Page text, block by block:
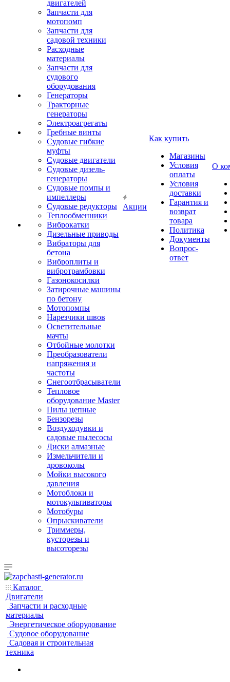
двигателей
Запчасти для
мотопомп
Запчасти для
садовой техники
Расходные
материалы
Запчасти для
судового
оборудования
Генераторы
Тракторные
генераторы
Электроагрегаты
Гребные винты
Судовые гибкие
муфты
Судовые двигатели
Судовые дизель-
генераторы
Судовые помпы и
импеллеры
Судовые редукторы
Теплообменники
Виброкатки
Дизельные приводы
Вибраторы для
бетона
Виброплиты и
вибротрамбовки
Газонокосилки
Затирочные машины
по бетону
Мотопомпы
Нарезчики швов
Осветительные
мачты
Отбойные молотки
Преобразователи
напряжения и
частоты
Снегоотбрасыватели
Тепловое
оборудование Master
Пилы цепные
Бензорезы
Воздуходувки и
садовые пылесосы
Диски алмазные
Измельчители и
дровоколы
Мойки высокого
давления
Мотоблоки и
мотокультиваторы
Мотобуры
Опрыскиватели
Триммеры,
кусторезы и
высоторезы
Акции
Как купить
Магазины
Условия
оплаты
Условия
доставки
Гарантия и
возврат
товара
Политика
Документы
Вопрос-
ответ
О
Каталог
Двигатели
Запчасти и расходные
материалы
Энергетическое оборудование
Судовое оборудование
Садовая и строительная
техника